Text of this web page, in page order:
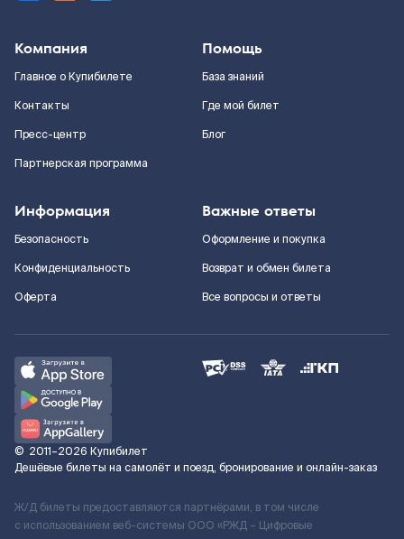
Компания
Главное о Купибилете
Контакты
Пресс-центр
Партнерская программа
Помощь
База знаний
Где мой билет
Блог
Информация
Безопасность
Конфиденциальность
Оферта
Важные ответы
Оформление и покупка
Возврат и обмен билета
Все вопросы и ответы
© 2011–2026 Купибилет
Дешёвые билеты на самолёт и поезд, бронирование и онлайн-заказ
Ж/Д билеты предоставляются партнёрами, в том числе
с использованием веб-системы ООО «РЖД – Цифровые